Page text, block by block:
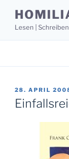
Inhalt
springen
Lesen |
AM
28. APRIL